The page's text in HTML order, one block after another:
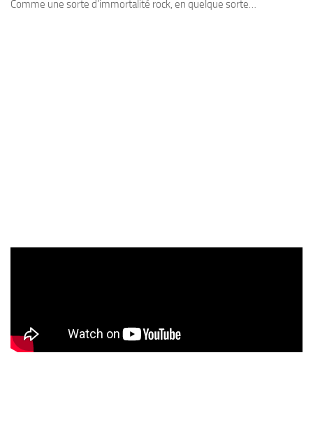
Comme une sorte d’immortalité rock, en quelque sorte…